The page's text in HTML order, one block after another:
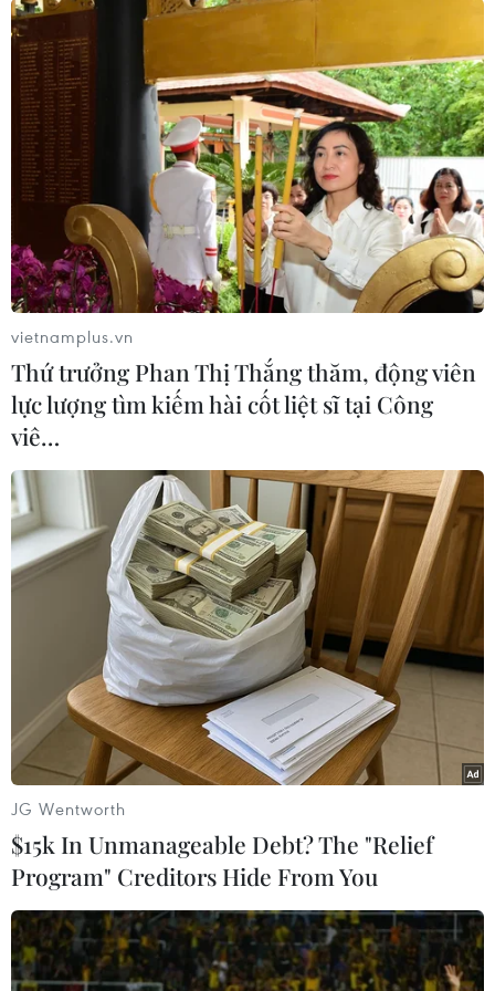
Theo dõi VietnamPlus
TIN LIÊN QUAN
Đảng của Tổng thống Macron dẫn đầu
trong cuộc bầu cử Hạ viện Pháp
12/06/2017 01:03
Đảng Nền Cộng hòa Tiến bước của Tổng thống Pháp
Emmanuel Macron và các đồng minh của đảng này đã
giành chiến thắng sau vòng một cuộc bầu cử Hạ viện
Pháp với 32,32% số phiếu bầu.
vietnamplus.vn
Thứ trưởng Phan Thị Thắng thăm, động viên
lực lượng tìm kiếm hài cốt liệt sĩ tại Công
viê…
JG Wentworth
$15k In Unmanageable Debt? The "Relief
Program" Creditors Hide From You